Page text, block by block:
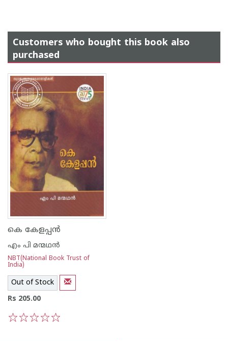
Customers who bought this book also
purchased
കെ കേളപ്പന്‍
എം പി മന്മഥന്‍
NBT(National Book Trust of
India)
Out of Stock
Rs 205.00